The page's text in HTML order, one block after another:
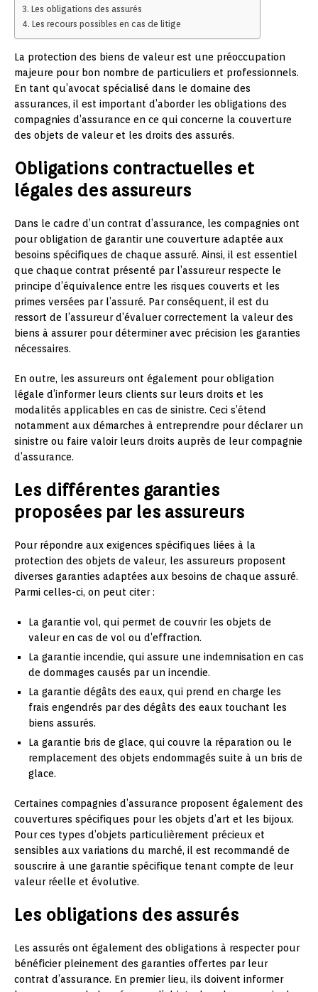
Les obligations des assurés
Les recours possibles en cas de litige
La protection des biens de valeur est une préoccupation
majeure pour bon nombre de particuliers et professionnels.
En tant qu’avocat spécialisé dans le domaine des
assurances, il est important d’aborder les obligations des
compagnies d’assurance en ce qui concerne la couverture
des objets de valeur et les droits des assurés.
Obligations contractuelles et
légales des assureurs
Dans le cadre d’un contrat d’assurance, les compagnies ont
pour obligation de garantir une couverture adaptée aux
besoins spécifiques de chaque assuré. Ainsi, il est essentiel
que chaque contrat présenté par l’assureur respecte le
principe d’équivalence entre les risques couverts et les
primes versées par l’assuré. Par conséquent, il est du
ressort de l’assureur d’évaluer correctement la valeur des
biens à assurer pour déterminer avec précision les garanties
nécessaires.
En outre, les assureurs ont également pour obligation
légale d’informer leurs clients sur leurs droits et les
modalités applicables en cas de sinistre. Ceci s’étend
notamment aux démarches à entreprendre pour déclarer un
sinistre ou faire valoir leurs droits auprès de leur compagnie
d’assurance.
Les différentes garanties
proposées par les assureurs
Pour répondre aux exigences spécifiques liées à la
protection des objets de valeur, les assureurs proposent
diverses garanties adaptées aux besoins de chaque assuré.
Parmi celles-ci, on peut citer :
La garantie vol, qui permet de couvrir les objets de
valeur en cas de vol ou d’effraction.
La garantie incendie, qui assure une indemnisation en cas
de dommages causés par un incendie.
La garantie dégâts des eaux, qui prend en charge les
frais engendrés par des dégâts des eaux touchant les
biens assurés.
La garantie bris de glace, qui couvre la réparation ou le
remplacement des objets endommagés suite à un bris de
glace.
Certaines compagnies d’assurance proposent également des
couvertures spécifiques pour les objets d’art et les bijoux.
Pour ces types d’objets particulièrement précieux et
sensibles aux variations du marché, il est recommandé de
souscrire à une garantie spécifique tenant compte de leur
valeur réelle et évolutive.
Les obligations des assurés
Les assurés ont également des obligations à respecter pour
bénéficier pleinement des garanties offertes par leur
contrat d’assurance. En premier lieu, ils doivent informer